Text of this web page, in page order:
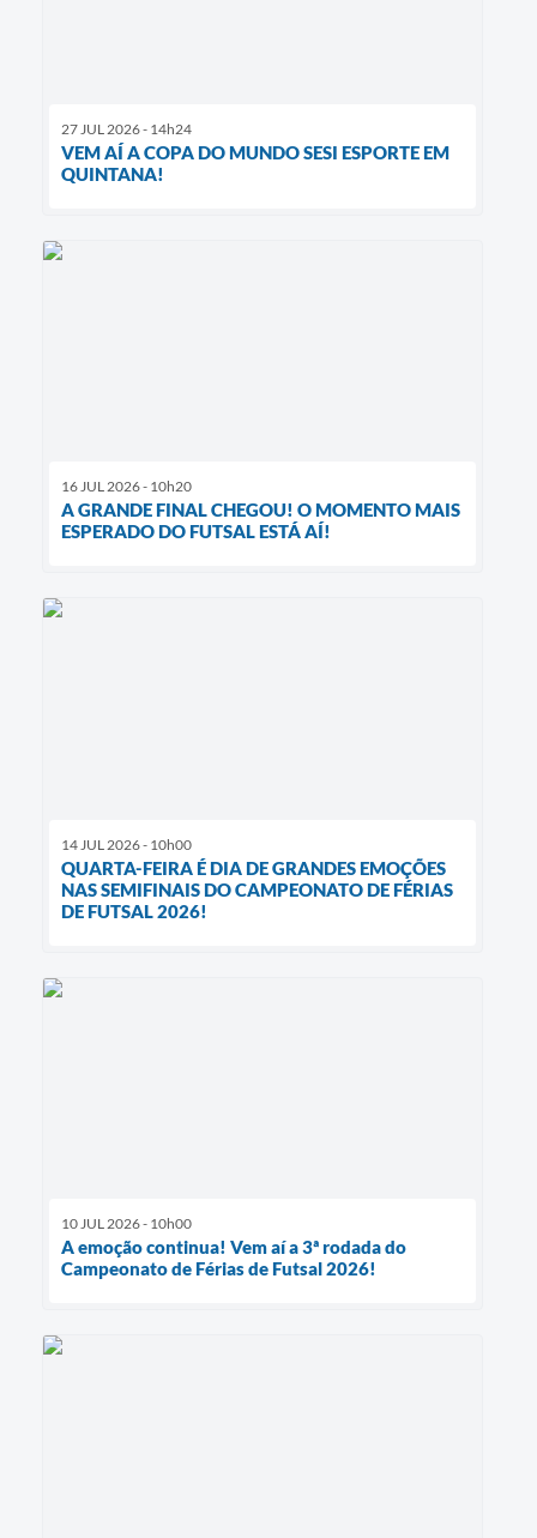
27 JUL 2026 - 14h24
VEM AÍ A COPA DO MUNDO SESI ESPORTE EM
QUINTANA!
16 JUL 2026 - 10h20
A GRANDE FINAL CHEGOU! O MOMENTO MAIS
ESPERADO DO FUTSAL ESTÁ AÍ!
14 JUL 2026 - 10h00
QUARTA-FEIRA É DIA DE GRANDES EMOÇÕES
NAS SEMIFINAIS DO CAMPEONATO DE FÉRIAS
DE FUTSAL 2026!
10 JUL 2026 - 10h00
A emoção continua! Vem aí a 3ª rodada do
Campeonato de Férias de Futsal 2026!